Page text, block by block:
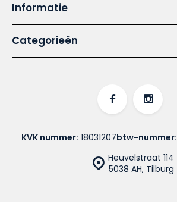
Informatie
Categorieën
Heuvelstraat 114
5038 AH, Tilburg
KVK nummer: 18031207btw-nummer: